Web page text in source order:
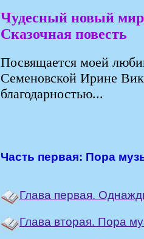
Чудесный новый
Сказочная повесть
Посвящается моей
Семеновской Ирине
благодарностью...
Часть первая: Пора
Глава первая.
Глава вторая. Пора